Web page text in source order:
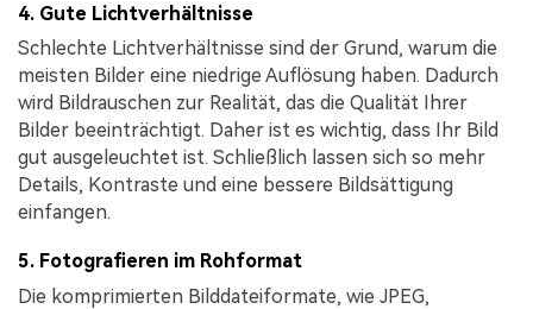
4. Gute Lichtverhältnisse
Schlechte Lichtverhältnisse sind der Grund, warum die
meisten Bilder eine niedrige Auflösung haben. Dadurch
wird Bildrauschen zur Realität, das die Qualität Ihrer
Bilder beeinträchtigt. Daher ist es wichtig, dass Ihr Bild
gut ausgeleuchtet ist. Schließlich lassen sich so mehr
Details, Kontraste und eine bessere Bildsättigung
einfangen.
5. Fotografieren im Rohformat
Die komprimierten Bilddateiformate, wie JPEG,